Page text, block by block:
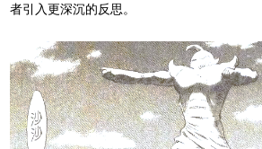
者引入更深沉的反思。